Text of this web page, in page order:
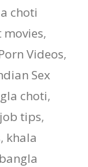
choti
,
Videos,
Sex
choti,
job tips,
, khala